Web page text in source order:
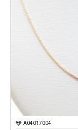
A04017004